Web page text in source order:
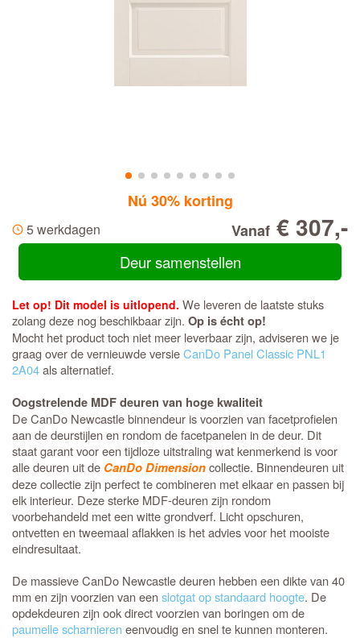
Nú 30% korting
5 werkdagen Vanaf € 307,-
Deur samenstellen
Let op! Dit model is uitlopend. We leveren de laatste stuks
zolang deze nog beschikbaar zijn. Op is écht op!
Mocht het product toch niet meer leverbaar zijn, adviseren we je
graag over de vernieuwde versieCanDo Panel Classic PNL1
2A04als alternatief.
Oogstrelende MDF deuren van hoge kwaliteit
De CanDo Newcastle binnendeur is voorzien van facetprofielen
aan de deurstijlen en rondom de facetpanelen in de deur. Dit
staat garant voor een tijdloze uitstraling wat kenmerkend is voor
alle deuren uit de CanDo Dimensioncollectie. Binnendeuren uit
deze collectie zijn perfect te combineren met elkaar en passen bij
elk interieur. Deze sterke MDF-deuren zijn rondom
voorbehandeld met een witte grondverf. Licht opschuren,
ontvetten en tweemaal aflakken is het advies voor het mooiste
eindresultaat.
De massieve CanDo Newcastle deuren hebben een dikte van 40
mm en zijn voorzien van eenslotgat op standaard hoogte. De
opdekdeuren zijn ook direct voorzien van boringen om de
paumelle scharnieren eenvoudig en snel te kunnen monteren.